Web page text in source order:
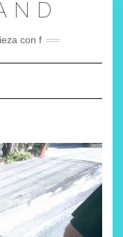
con f
de navegación